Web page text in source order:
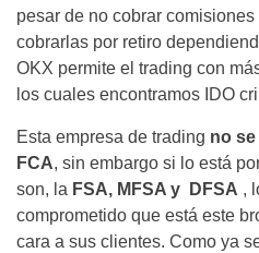
pesar de no cobrar
cobrarlas por retiro
OKX permite el trading con
los cuales encontramos IDO
Esta empresa de trading no
FCA, sin embargo si lo está
son, la FSA, MFSA y DFSA ,
comprometido que está este
cara a sus clientes. Como ya